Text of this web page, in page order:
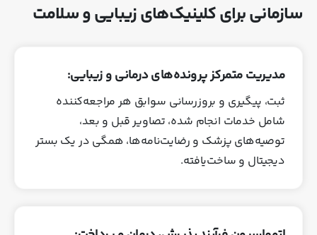
سازمانی برای کلینیک‌های زیبایی و سلامت
مدیریت متمرکز پرونده‌های درمانی و زیبایی:
ثبت، پیگیری و بروزرسانی سوابق هر مراجعه‌کننده
شامل خدمات انجام‌ شده، تصاویر قبل و بعد،
توصیه‌های پزشک و رضایت‌نامه‌ها، همگی در یک بستر
دیجیتال و ساخت‌یافته.